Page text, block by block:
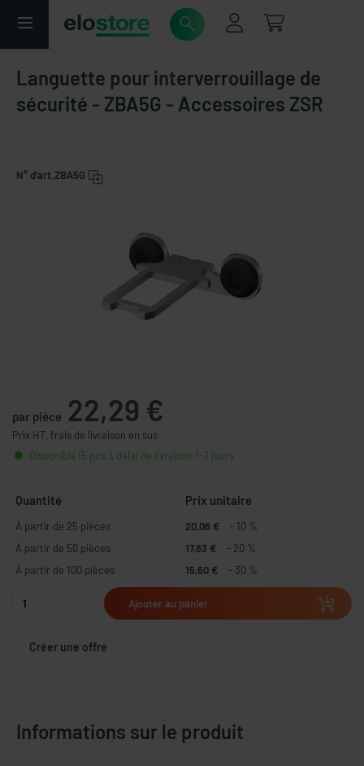
Languette pour interverrouillage de
sécurité - ZBA5G - Accessoires ZSR
N° d'art. ZBA5G
par pièce 22,29 €
Prix HT, frais de livraison en sus
Disponible (5 pcs.), délai de livraison 1-3 jours
Quantité Prix unitaire
À partir de 25 pièces 20,06 €
- 10 %
À partir de 50 pièces
17,83 €
- 20 %
À partir de 100 pièces
15,60 € - 30 %
Ajouter au panier
Créer une offre
Informations sur le produit